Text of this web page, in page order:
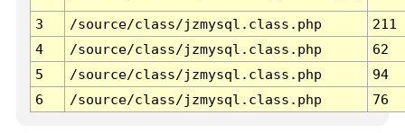
3 /source/class/jzmysql.class.php
211
4
/source/class/jzmysql.class.php
62
5
/source/class/jzmysql.class.php
94
6
/source/class/jzmysql.class.php 76